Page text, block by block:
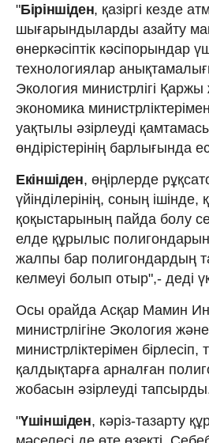
"Біріншіден, қазіргі кезде
шығарындыларды азайту
өнеркәсіптік кәсіпорындар
технологиялар
Экология министрлігі
экономика
уақтылы әзірлеуді
өндірістерінің барлығында
Екіншіден, өңірлерде
үйінділерінің, соның
қоқыстарының пайда болу
елде құрылыс
жалпы бар полигондардың
келмеуі болып отыр",- деді
Осы орайда Асқар Мамин
министрлігіне Экология
министрліктерімен
қалдықтарға арналған
жобасын әзірлеуді
"Үшіншіден, кәріз-тазарту